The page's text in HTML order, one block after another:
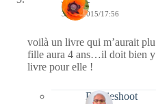
30/04/2015/17:56
voilà un livre qui m’aurait
fille aura 4 ans…il doit bien y
livre pour elle !
Bernieshoot